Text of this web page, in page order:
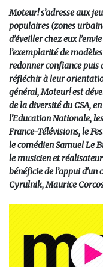
Moteur! s’adresse aux
populaires (zones
d’éveiller chez eux
l’exemplarité de
redonner confiance puis
réfléchir à leur
général, Moteur! est
de la diversité du CSA,
l'Education Nationale,
France-Télévisions, le
le comédien Samuel Le
le musicien et
bénéficie de l’appui
Cyrulnik, Maurice